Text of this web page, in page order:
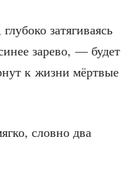
затя­ги­ва­ясь
заре­во, — будет
к жиз­ни мёрт­вые
слов­но два